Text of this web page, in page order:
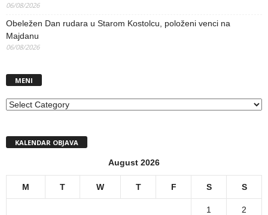
06/08/2026
Obeležen Dan rudara u Starom Kostolcu, položeni venci na
Majdanu
06/08/2026
MENI
MENI
KALENDAR OBJAVA
August 2026
M T W T F S S
1 2